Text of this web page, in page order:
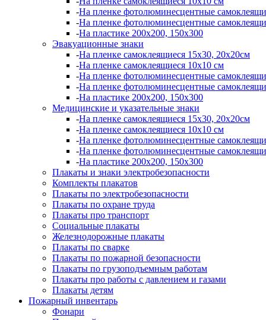
-На пленке фотолюминесцентные
-На пленке фотолюминесцентные
-На пластике 200х200, 150х300
Эвакуационные знаки
-На пленке самоклеящиеся 15х30, 20х20см
-На пленке самоклеящиеся 10х10 см
-На пленке фотолюминесцентные
-На пленке фотолюминесцентные
-На пластике 200х200, 150х300
Медицинские и указательные знаки
-На пленке самоклеящиеся 15х30, 20х20см
-На пленке самоклеящиеся 10х10 см
-На пленке фотолюминесцентные
-На пленке фотолюминесцентные
-На пластике 200х200, 150х300
Плакаты и знаки электробезопасности
Комплекты плакатов
Плакаты по электробезопасности
Плакаты по охране труда
Плакаты про транспорт
Социальные плакаты
Железнодорожные плакаты
Плакаты по сварке
Плакаты по пожарной безопасности
Плакаты по грузоподъемным работам
Плакаты про работы с давлением и газами
Плакаты детям
Пожарный инвентарь
Фонари